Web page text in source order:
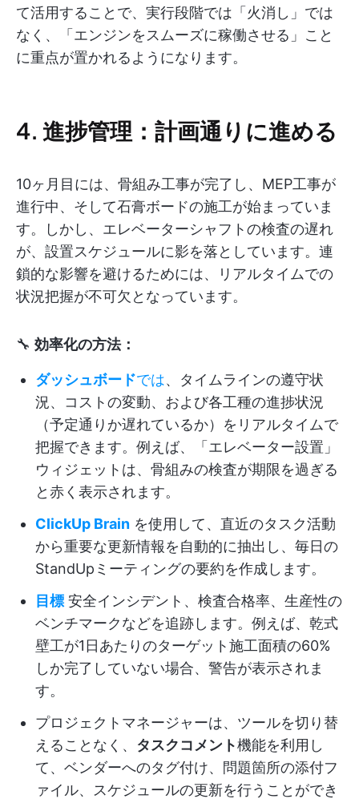
て活用することで、実行段階では「火消し」では
なく、「エンジンをスムーズに稼働させる」こと
に重点が置かれるようになります。
4. 進捗管理：計画通りに進める
10ヶ月目には、骨組み工事が完了し、MEP工事が
進行中、そして石膏ボードの施工が始まっていま
す。しかし、エレベーターシャフトの検査の遅れ
が、設置スケジュールに影を落としています。連
鎖的な影響を避けるためには、リアルタイムでの
状況把握が不可欠となっています。
🔧 効率化の方法：
ダッシュボードでは、タイムラインの遵守状
況、コストの変動、および各工種の進捗状況
（予定通りか遅れているか）をリアルタイムで
把握できます。例えば、「エレベーター設置」
ウィジェットは、骨組みの検査が期限を過ぎる
と赤く表示されます。
ClickUp Brain を使用して、直近のタスク活動
から重要な更新情報を自動的に抽出し、毎日の
StandUpミーティングの要約を作成します。
目標 安全インシデント、検査合格率、生産性の
ベンチマークなどを追跡します。例えば、乾式
壁工が1日あたりのターゲット施工面積の60%
しか完了していない場合、警告が表示されま
す。
プロジェクトマネージャーは、ツールを切り替
えることなく、 タスクコメント機能を利用し
て、ベンダーへのタグ付け、問題箇所の添付フ
ァイル、スケジュールの更新を行うことができ